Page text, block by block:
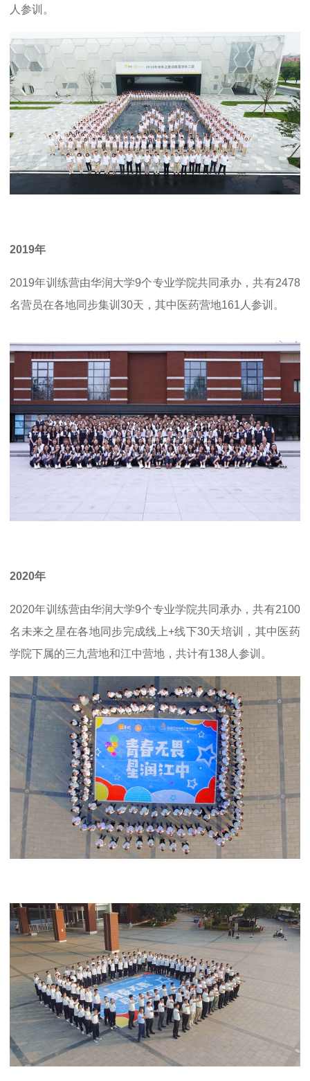
人参训。
2019年
2019年训练营由华润大学9个专业学院共同承办，共有2478
名营员在各地同步集训30天，其中医药营地161人参训。
2020年
2020年训练营由华润大学9个专业学院共同承办，共有2100
名未来之星在各地同步完成线上+线下30天培训，其中医药
学院下属的三九营地和江中营地，共计有138人参训。